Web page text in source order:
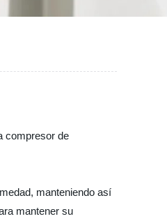
compresor de
manteniendo así
mantener su